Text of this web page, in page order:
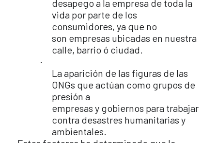
desapego a la empresa de toda la
vida por parte de los
consumidores, ya que no
son empresas ubicadas en nuestra
calle, barrio ó ciudad.
·
La aparición de las figuras de las
ONGs que actúan como grupos de
presión a
empresas y gobiernos para trabajar
contra desastres humanitarias y
ambientales.